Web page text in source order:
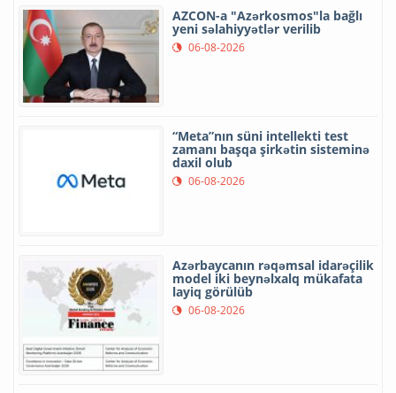
AZCON-a "Azərkosmos"la bağlı
yeni səlahiyyətlər verilib
06-08-2026
“Meta”nın süni intellekti test
zamanı başqa şirkətin sisteminə
daxil olub
06-08-2026
Azərbaycanın rəqəmsal idarəçilik
model iki beynəlxalq mükafata
layiq görülüb
06-08-2026